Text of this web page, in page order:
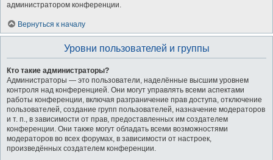
администратором конференции.
Вернуться к началу
Уровни пользователей и группы
Кто такие администраторы?
Администраторы — это пользователи, наделённые высшим уровнем
контроля над конференцией. Они могут управлять всеми аспектами
работы конференции, включая разграничение прав доступа, отключение
пользователей, создание групп пользователей, назначение модераторов
и т. п., в зависимости от прав, предоставленных им создателем
конференции. Они также могут обладать всеми возможностями
модераторов во всех форумах, в зависимости от настроек,
произведённых создателем конференции.